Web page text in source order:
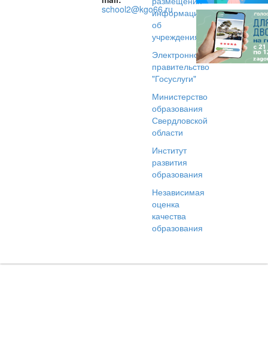
school2@kgo66.ruинформации
об
учреждениях
Электронное
правительство
"Госуслуги"
Министерство
образования
Свердловской
области
Институт
развития
образования
Независимая
оценка
качества
образования